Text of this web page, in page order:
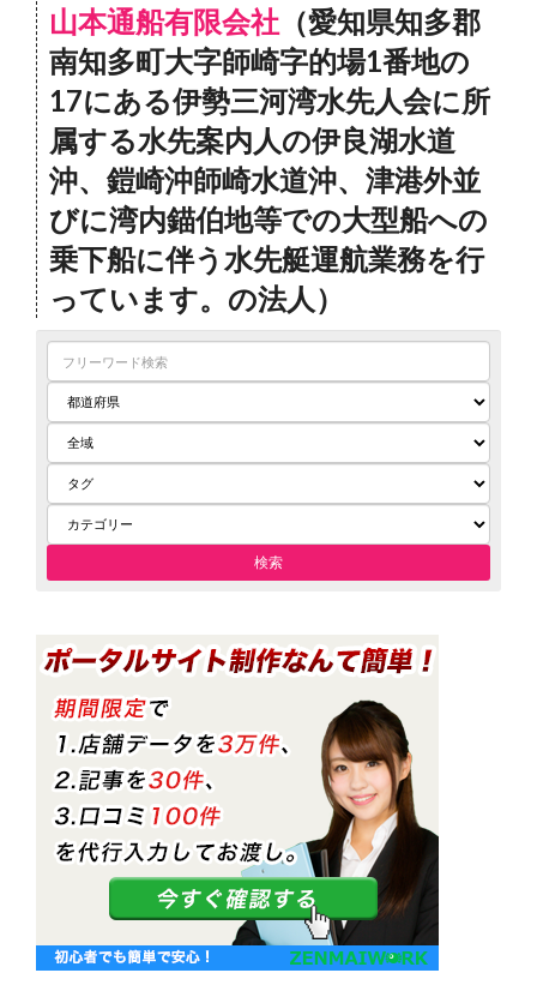
山本通船有限会社 （愛知県知多郡
南知多町大字師崎字的場1番地の
17にある伊勢三河湾水先人会に所
属する水先案内人の伊良湖水道
沖、鎧崎沖師崎水道沖、津港外並
びに湾内錨伯地等での大型船への
乗下船に伴う水先艇運航業務を行
っています。の法人）